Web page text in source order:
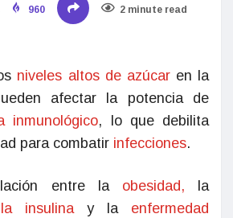
960 2 minute read
niveles altos de azúcaren la
afectar la potencia de
inmunológico, lo que debilita
para combatir infecciones.
entre la obesidad, la
insulinay la enfermedad